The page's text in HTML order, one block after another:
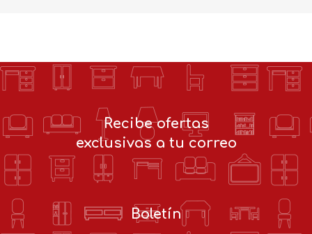
Recibe ofertas
exclusivas a tu correo
Boletín